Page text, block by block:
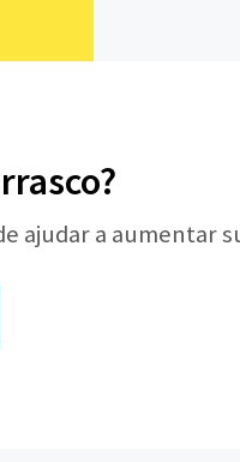
ajudar a aumentar